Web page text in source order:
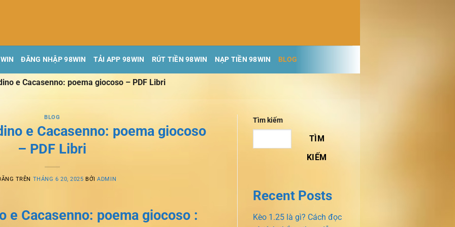
ĐĂNG NHẬP 98WIN TẢI APP 98WIN RÚT TIỀN 98WIN NẠP TIỀN 98WIN BLOG
e Cacasenno: poema giocoso – PDF Libri
BLOG
e Cacasenno: poema giocoso
– PDF Libri
TRÊN THÁNG 6 20, 2025 BỞIADMIN
e Cacasenno: poema giocoso :
Tìm kiếm
TÌM
KIẾM
Recent Posts
Kèo 1.25 là gì? Cách đọc